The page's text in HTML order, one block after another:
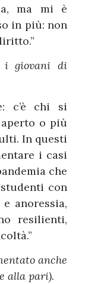
ma mi è
in più: non
i giovani di
c’è chi si
o più
In questi
i casi
che
con
anoressia,
resilienti,
anche
alla pari).